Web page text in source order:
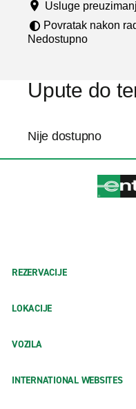
u
Usluge
Povratak nakon
Nedostupno
Upute do
Nije dostupno
REZERVACIJE
LOKACIJE
VOZILA
INTERNATIONAL WEBSITES